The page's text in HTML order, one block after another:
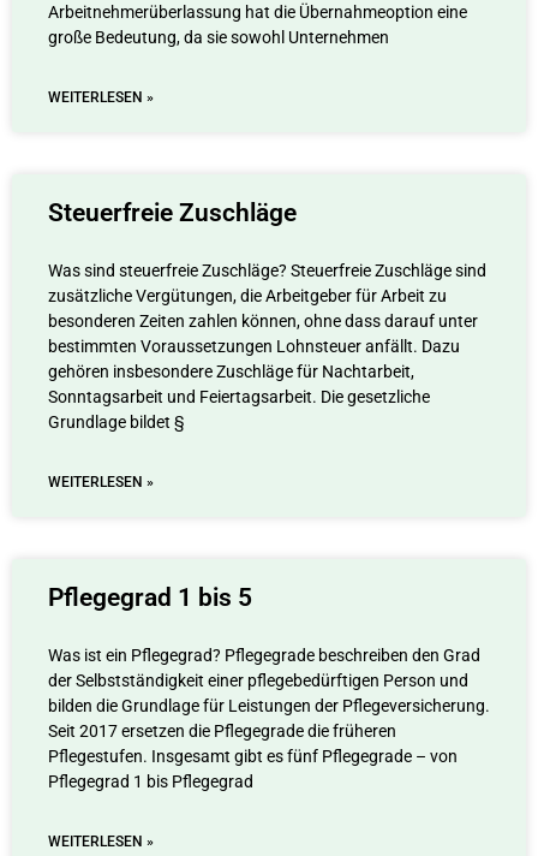
Arbeitnehmerüberlassung hat die Übernahmeoption eine
große Bedeutung, da sie sowohl Unternehmen
WEITERLESEN »
Steuerfreie Zuschläge
Was sind steuerfreie Zuschläge? Steuerfreie Zuschläge sind
zusätzliche Vergütungen, die Arbeitgeber für Arbeit zu
besonderen Zeiten zahlen können, ohne dass darauf unter
bestimmten Voraussetzungen Lohnsteuer anfällt. Dazu
gehören insbesondere Zuschläge für Nachtarbeit,
Sonntagsarbeit und Feiertagsarbeit. Die gesetzliche
Grundlage bildet §
WEITERLESEN »
Pflegegrad 1 bis 5
Was ist ein Pflegegrad? Pflegegrade beschreiben den Grad
der Selbstständigkeit einer pflegebedürftigen Person und
bilden die Grundlage für Leistungen der Pflegeversicherung.
Seit 2017 ersetzen die Pflegegrade die früheren
Pflegestufen. Insgesamt gibt es fünf Pflegegrade – von
Pflegegrad 1 bis Pflegegrad
WEITERLESEN »